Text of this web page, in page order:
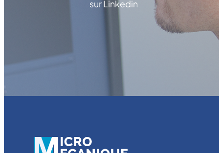
sur Linkedin